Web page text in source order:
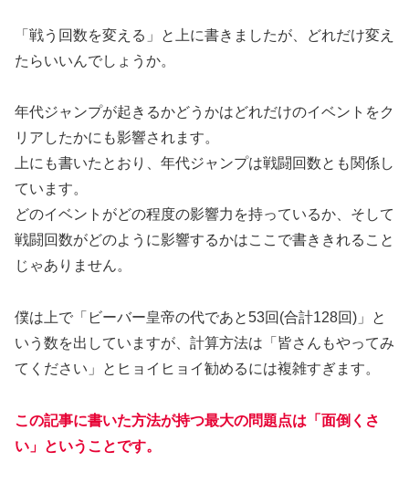
「戦う回数を変える」と上に書きましたが、どれだけ変え
たらいいんでしょうか。
年代ジャンプが起きるかどうかはどれだけのイベントをク
リアしたかにも影響されます。
上にも書いたとおり、年代ジャンプは戦闘回数とも関係し
ています。
どのイベントがどの程度の影響力を持っているか、そして
戦闘回数がどのように影響するかはここで書ききれること
じゃありません。
僕は上で「ビーバー皇帝の代であと53回(合計128回)」と
いう数を出していますが、計算方法は「皆さんもやってみ
てください」とヒョイヒョイ勧めるには複雑すぎます。
この記事に書いた方法が持つ最大の問題点は「面倒くさ
い」ということです。